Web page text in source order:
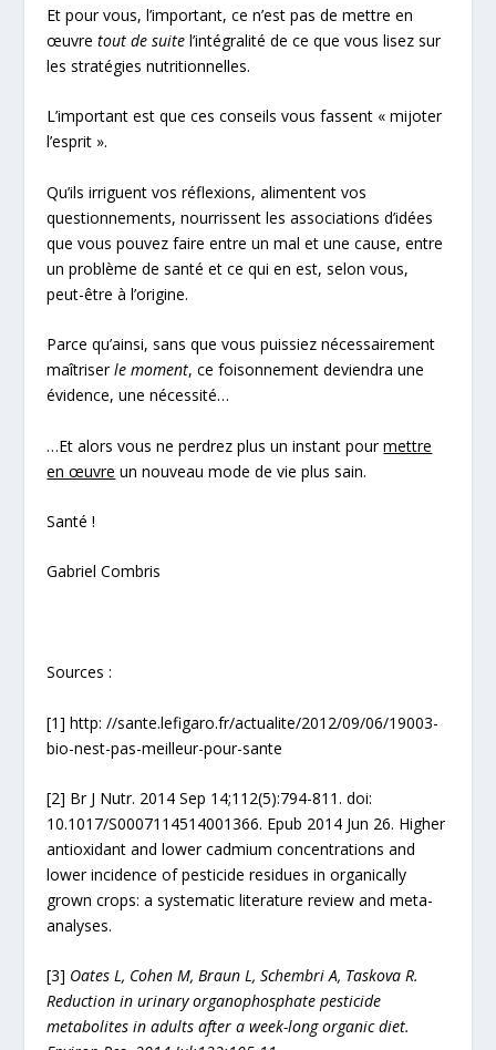
Et pour vous, l’important, ce n’est pas de mettre en
œuvretout de suitel’intégralité de ce que vous lisez sur
les stratégies nutritionnelles.
L’important est que ces conseils vous fassent « mijoter
l’esprit ».
Qu’ils irriguent vos réflexions, alimentent vos
questionnements, nourrissent les associations d’idées
que vous pouvez faire entre un mal et une cause, entre
un problème de santé et ce qui en est, selon vous,
peut-être à l’origine.
Parce qu’ainsi, sans que vous puissiez nécessairement
maîtriserle moment, ce foisonnement deviendra une
évidence, une nécessité…
…Et alors vous ne perdrez plus un instant pourmettre
en œuvre un nouveau mode de vie plus sain.
Santé !
Gabriel Combris
Sources :
[1] http: //sante.lefigaro.fr/actualite/2012/09/06/19003-
bio-nest-pas-meilleur-pour-sante
[2] Br J Nutr. 2014 Sep 14;112(5):794-811. doi:
10.1017/S0007114514001366. Epub 2014 Jun 26. Higher
antioxidant and lower cadmium concentrations and
lower incidence of pesticide residues in organically
grown crops: a systematic literature review and meta-
analyses.
[3] Oates L, Cohen M, Braun L, Schembri A, Taskova R.
Reduction in urinary organophosphate pesticide
metabolites in adults after a week-long organic diet.